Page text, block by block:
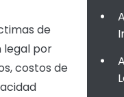
de
legal por
costos de